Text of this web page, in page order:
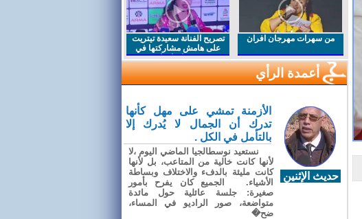
من سهرات مهرجان افران
تصريح الفنانة سعيدة تيتريت
على هامش مشاركتها في
مهرجان افران
أعمدة الرأي
حديث الإثنين
الأزمنة تمشي على مهل كأنها
تدرك أن الجمال لا يُدرك إلا
بالتأمل في الكل .
نستعيد نوسطالجيا الماضي اليوم ،لا
لأنها كانت خالية من المتاعب، بل لأنها
كانت مليئة بالدفء والاختلاف وبساطة
الأشياء. الجميع كان يفرح بأمور
صغيرة: جلسة عائلية حول مائدة
متواضعة، صور الراديو في المساء،
ضح�